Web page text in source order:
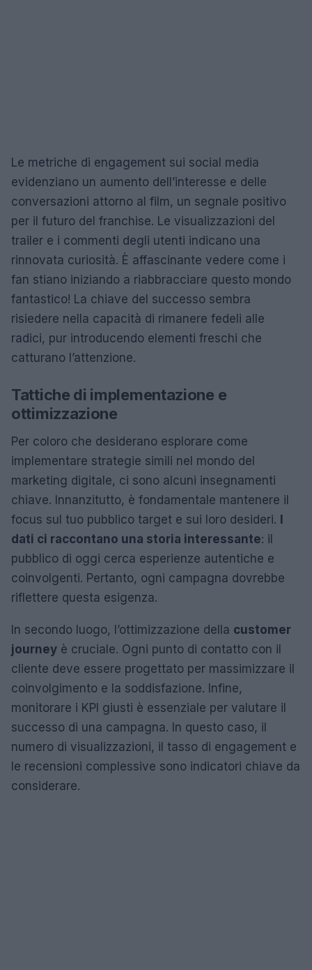
Le metriche di engagement sui social media
evidenziano un aumento dell’interesse e delle
conversazioni attorno al film, un segnale positivo
per il futuro del franchise. Le visualizzazioni del
trailer e i commenti degli utenti indicano una
rinnovata curiosità. È affascinante vedere come i
fan stiano iniziando a riabbracciare questo mondo
fantastico! La chiave del successo sembra
risiedere nella capacità di rimanere fedeli alle
radici, pur introducendo elementi freschi che
catturano l’attenzione.
Tattiche di implementazione e
ottimizzazione
Per coloro che desiderano esplorare come
implementare strategie simili nel mondo del
marketing digitale, ci sono alcuni insegnamenti
chiave. Innanzitutto, è fondamentale mantenere il
focus sul tuo pubblico target e sui loro desideri. I
dati ci raccontano una storia interessante: il
pubblico di oggi cerca esperienze autentiche e
coinvolgenti. Pertanto, ogni campagna dovrebbe
riflettere questa esigenza.
In secondo luogo, l’ottimizzazione della customer
journey è cruciale. Ogni punto di contatto con il
cliente deve essere progettato per massimizzare il
coinvolgimento e la soddisfazione. Infine,
monitorare i KPI giusti è essenziale per valutare il
successo di una campagna. In questo caso, il
numero di visualizzazioni, il tasso di engagement e
le recensioni complessive sono indicatori chiave da
considerare.